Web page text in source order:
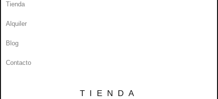
Tienda
Alquiler
Blog
Contacto
TIENDA